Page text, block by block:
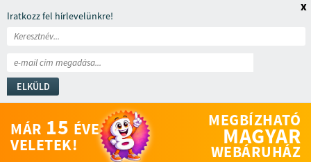
Iratkozz fel hírlevelünkre!
ELKÜLD
x
MÁR 15 ÉVE
VELETEK!
MEGBÍZHATÓ
MAGYAR
WEBÁRUHÁZ